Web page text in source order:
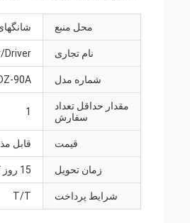
محل منبع
نام تجاری Driver
شماره مدل 90A
مقدار حداقل تعداد
سفارش
1
قیمت قابل
زمان تحویل 15 روز کار
شرایط پرداخت T/T